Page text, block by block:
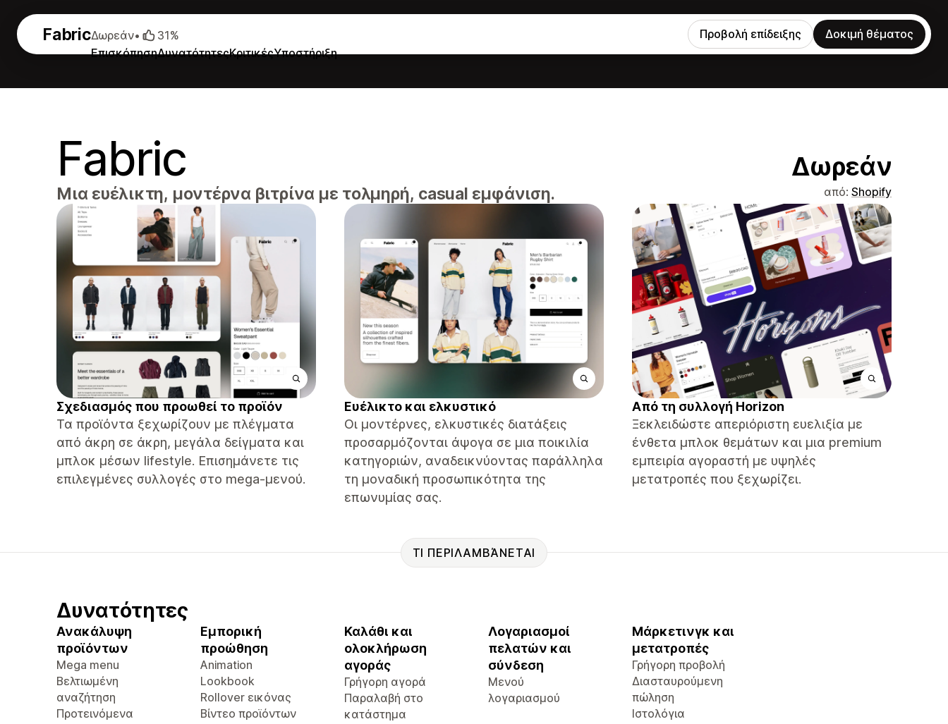
Fabric
ΕπισκόπησηΔυνατότητεςΚριτικέςΥποστήριξη
Δωρεάν• 31% Προβολή επίδειξης Δοκιμή θέματος
Fabric Δωρεάν
Μια ευέλικτη, μοντέρνα βιτρίνα με τολμηρή, casual εμφάνιση. από: Shopify
Σχεδιασμός που προωθεί το προϊόν
Τα προϊόντα ξεχωρίζουν με πλέγματα
από άκρη σε άκρη, μεγάλα δείγματα και
μπλοκ μέσων lifestyle. Επισημάνετε τις
επιλεγμένες συλλογές στο mega-μενού.
Ευέλικτο και ελκυστικό
Οι μοντέρνες, ελκυστικές διατάξεις
προσαρμόζονται άψογα σε μια ποικιλία
κατηγοριών, αναδεικνύοντας παράλληλα
τη μοναδική προσωπικότητα της
επωνυμίας σας.
Από τη συλλογή Horizon
Ξεκλειδώστε απεριόριστη ευελιξία με
ένθετα μπλοκ θεμάτων και μια premium
εμπειρία αγοραστή με υψηλές
μετατροπές που ξεχωρίζει.
ΤΙ ΠΕΡΙΛΑΜΒΆΝΕΤΑΙ
Δυνατότητες
Ανακάλυψη
προϊόντων
Mega menu
Βελτιωμένη
αναζήτηση
Προτεινόμενα
Εμπορική
προώθηση
Animation
Lookbook
Rollover εικόνας
Βίντεο προϊόντων
Καλάθι και
ολοκλήρωση
αγοράς
Γρήγορη αγορά
Παραλαβή στο
κατάστημα
Λογαριασμοί
πελατών και
σύνδεση
Μενού
λογαριασμού
Μάρκετινγκ και
μετατροπές
Γρήγορη προβολή
Διασταυρούμενη
πώληση
Ιστολόγια